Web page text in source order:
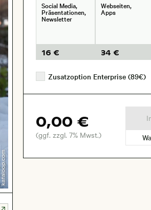
Social Media,
Präsentationen,
Newsletter
16 €
Webseiten,
Apps
34 €
Zusatzoption Enterprise (89€)
0,00 €
(ggf. zzgl. 7% Mwst.)